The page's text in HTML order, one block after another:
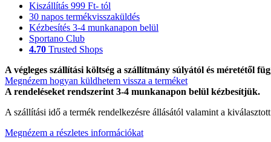
Kiszállítás 999 Ft- tól
30 napos termékvisszaküldés
Kézbesítés 3-4 munkanapon belül
Sportano Club
4.70 Trusted Shops
A végleges szállítási költség a szállítmány súlyától és méretétől
Megnézem hogyan küldhetem vissza a terméket
A rendeléseket rendszerint 3-4 munkanapon belül kézbesítjük.
A szállítási idő a termék rendelkezésre állásától valamint a
Megnézem a részletes információkat